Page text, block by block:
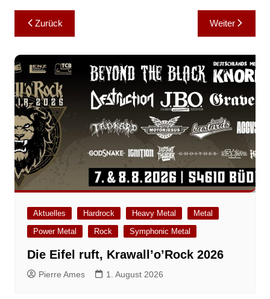
Beitragsnavigation
Zurück Weiter
Aktuelles Hardrock Heavy Metal
Metal
Power Metal
Rock Symphonic Metal
Die Eifel ruft, Krawall’o’Rock 2026
Pierre Ames 1. August 2026